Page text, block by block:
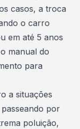
casos, a troca
o carro
em até 5 anos
manual do
para
a situações
por
poluição,